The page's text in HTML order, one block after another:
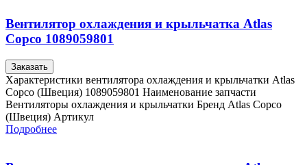
Вентилятор охлаждения и крыльчатка Atlas
Copco 1089059801
Заказать
Характеристики вентилятора охлаждения и крыльчатки Atlas
Copco (Швеция) 1089059801 Наименование запчасти
Вентиляторы охлаждения и крыльчатки Бренд Atlas Copco
(Швеция) Артикул
Подробнее